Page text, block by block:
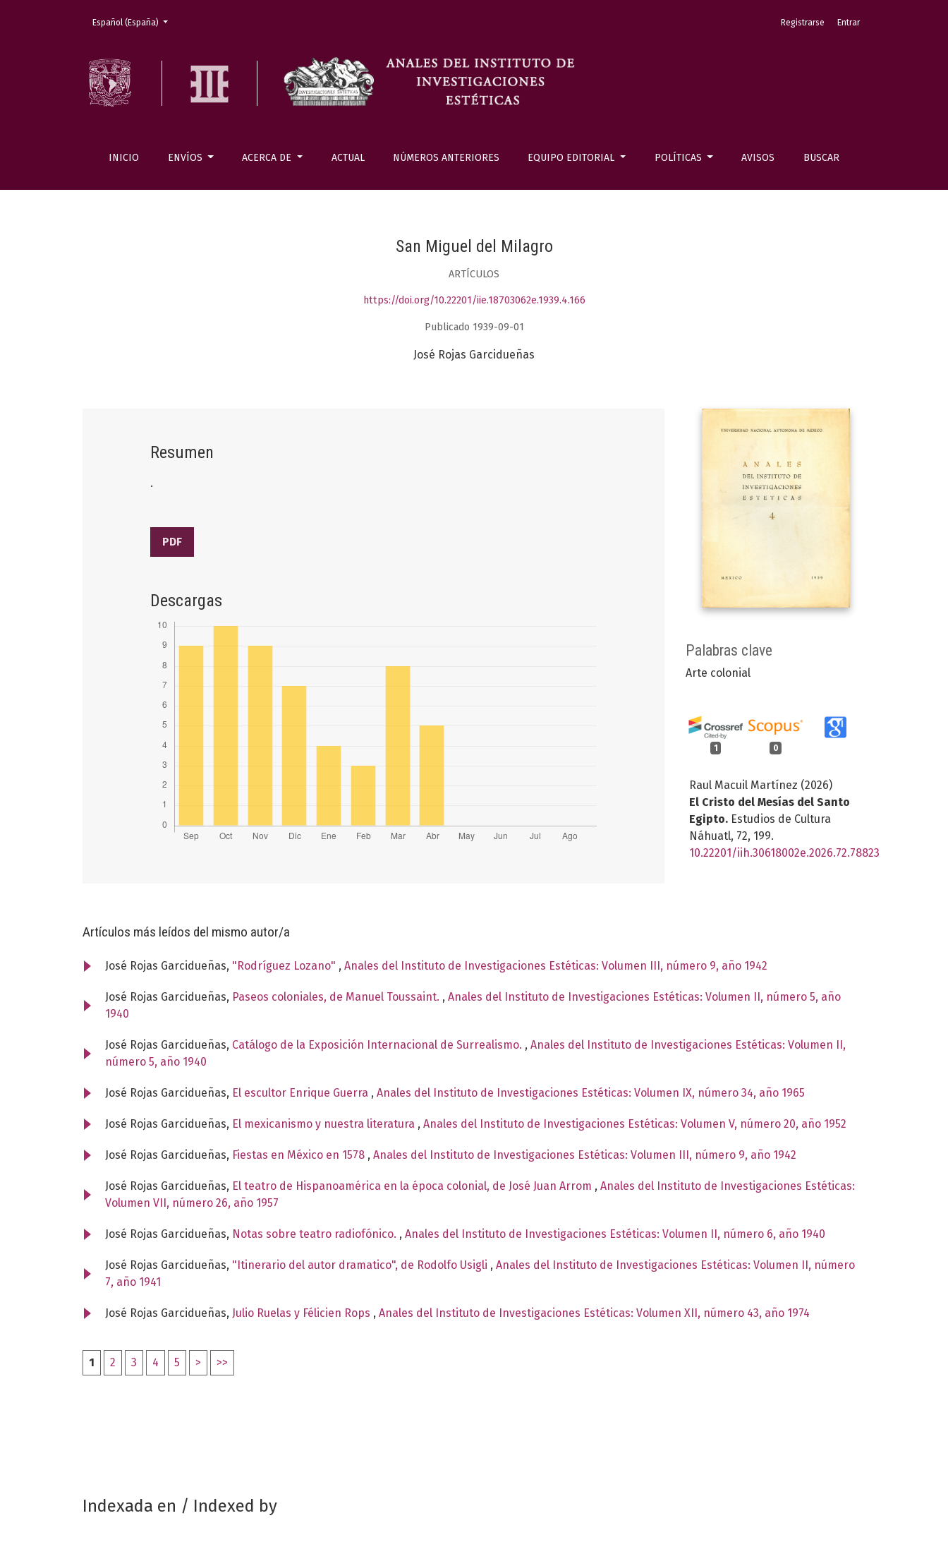
INICIO ENVÍOS ACERCA DE ACTUAL NÚMEROS ANTERIORES EQUIPO EDITORIAL POLÍTICAS AVISOS BUSCAR
Registrarse Entrar
Cambiar el idioma. El actual es:
Español (España)
San Miguel del Milagro
ARTÍCULOS
https://doi.org/10.22201/iie.18703062e.1939.4.166
Publicado 1939-09-01
José Rojas Garcidueñas
Palabras clave
Arte colonial
1 0
Raul Macuil Martínez (2026)
El Cristo del Mesías del Santo
Egipto. Estudios de Cultura
Náhuatl, 72, 199.
10.22201/iih.30618002e.2026.72.78823
Resumen
.
PDF
Descargas
Artículos más leídos del mismo autor/a
José Rojas Garcidueñas, "Rodríguez Lozano" , Anales del Instituto de Investigaciones Estéticas: Volumen III, número 9, año 1942
José Rojas Garcidueñas, Paseos coloniales, de Manuel Toussaint. , Anales del Instituto de Investigaciones Estéticas: Volumen II, número 5, año
1940
José Rojas Garcidueñas, Catálogo de la Exposición Internacional de Surrealismo. , Anales del Instituto de Investigaciones Estéticas: Volumen II,
número 5, año 1940
José Rojas Garcidueñas, El escultor Enrique Guerra , Anales del Instituto de Investigaciones Estéticas: Volumen IX, número 34, año 1965
José Rojas Garcidueñas, El mexicanismo y nuestra literatura , Anales del Instituto de Investigaciones Estéticas: Volumen V, número 20, año 1952
José Rojas Garcidueñas, Fiestas en México en 1578 , Anales del Instituto de Investigaciones Estéticas: Volumen III, número 9, año 1942
José Rojas Garcidueñas, El teatro de Hispanoamérica en la época colonial, de José Juan Arrom , Anales del Instituto de Investigaciones Estéticas:
Volumen VII, número 26, año 1957
José Rojas Garcidueñas, Notas sobre teatro radiofónico. , Anales del Instituto de Investigaciones Estéticas: Volumen II, número 6, año 1940
José Rojas Garcidueñas, "Itinerario del autor dramatico", de Rodolfo Usigli , Anales del Instituto de Investigaciones Estéticas: Volumen II, número
7, año 1941
José Rojas Garcidueñas, Julio Ruelas y Félicien Rops , Anales del Instituto de Investigaciones Estéticas: Volumen XII, número 43, año 1974
1 2 3 4 5 > >>
Indexada en / Indexed by